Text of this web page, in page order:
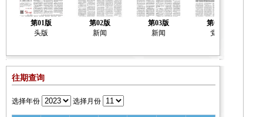
第01版
头版
第02版
新闻
第03版
新闻
第04版
党建
往期查询
选择年份 选择月份